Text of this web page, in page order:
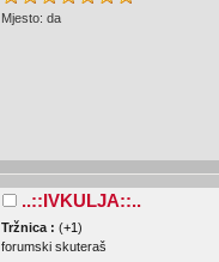
Mjesto: da
..::IVKULJA::..
Tržnica :(+1)
forumski skuteraš